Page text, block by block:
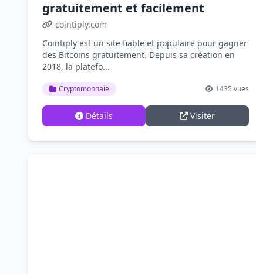
gratuitement et facilement
cointiply.com
Cointiply est un site fiable et populaire pour gagner
des Bitcoins gratuitement. Depuis sa création en
2018, la platefo...
Cryptomonnaie 1435 vues
Détails Visiter